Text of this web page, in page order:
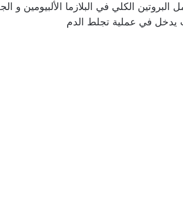
الكلي في البلازما الألبيومين و
يدخل في عملية تجلط الدم